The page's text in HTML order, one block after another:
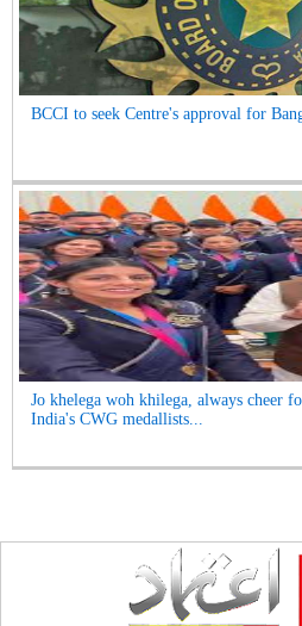
BCCI to seek Centre's approval for
Jo khelega woh khilega, always cheer
India's CWG medallists...